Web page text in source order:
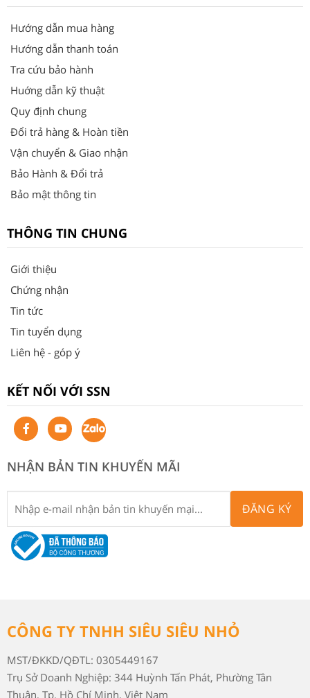
Hướng dẫn mua hàng
Hướng dẫn thanh toán
Tra cứu bảo hành
Huớng dẫn kỹ thuật
Quy định chung
Đổi trả hàng & Hoàn tiền
Vận chuyển & Giao nhận
Bảo Hành & Đổi trả
Bảo mật thông tin
THÔNG TIN CHUNG
Giới thiệu
Chứng nhận
Tin tức
Tin tuyển dụng
Liên hệ - góp ý
KẾT NỐI VỚI SSN
NHẬN BẢN TIN KHUYẾN MÃI
ĐĂNG KÝ
CÔNG TY TNHH SIÊU SIÊU NHỎ
MST/ĐKKD/QĐTL: 0305449167
Trụ Sở Doanh Nghiệp: 344 Huỳnh Tấn Phát, Phường Tân
Thuận, Tp. Hồ Chí Minh, Việt Nam